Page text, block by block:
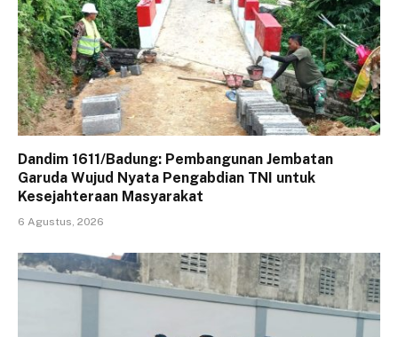
Dandim 1611/Badung: Pembangunan Jembatan
Garuda Wujud Nyata Pengabdian TNI untuk
Kesejahteraan Masyarakat
6 Agustus, 2026